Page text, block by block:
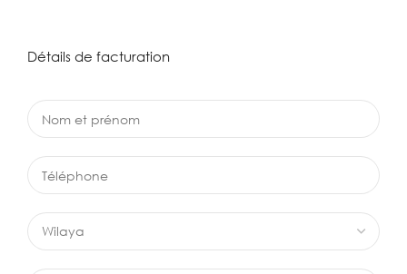
Détails de facturation